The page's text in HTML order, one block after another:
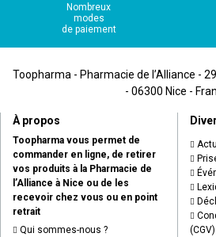
Nombreux
modes
de paiement
Toopharma - Pharmacie de l’Alliance -
- 06300 Nice -
À propos
Toopharma vous permet de
commander en ligne, de retirer
vos produits à la Pharmacie de
l’Alliance à Nice ou de les
recevoir chez vous ou en point
retrait
Qui sommes-nous ?
(CGV)